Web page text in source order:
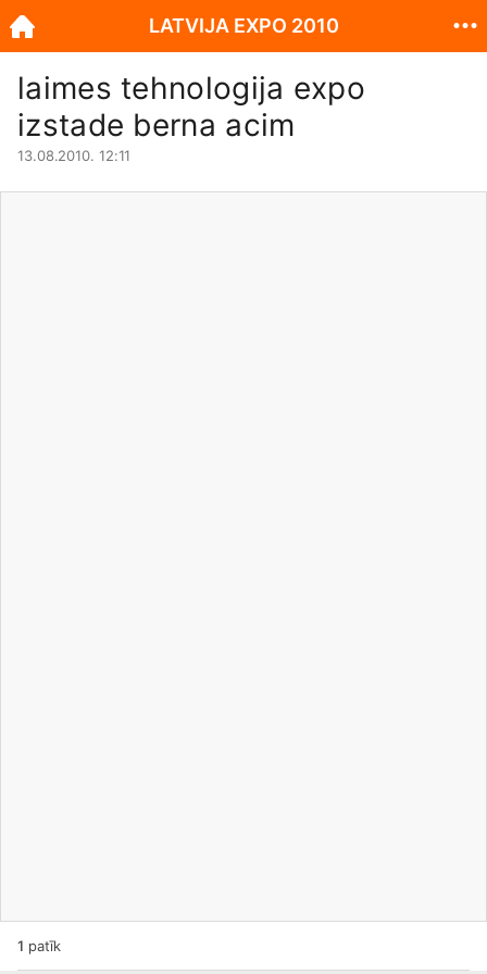
laimes tehnologija expo
izstade berna acim
13.08.2010. 12:11
1 patīk
LATVIJA EXPO 2010